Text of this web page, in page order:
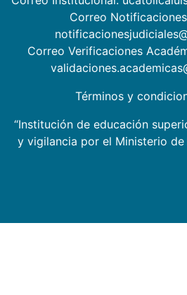
Correo
Correo Verificaciones
Términos y
“Institución de educación
y vigilancia por el Ministerio de